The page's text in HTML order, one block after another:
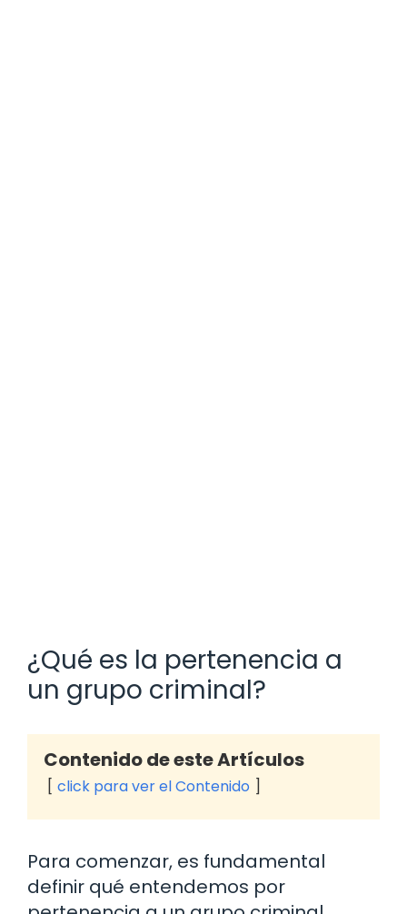
¿Qué es la pertenencia a
un grupo criminal?
Contenido de este Artículos
click para ver el Contenido
Para comenzar, es fundamental
definir qué entendemos por